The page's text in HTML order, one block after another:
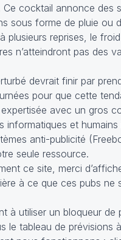
Ce cocktail annonce
sous forme de pluie ou
plusieurs reprises, le
n’atteindront pas des
devrait finir par
pour que cette
avec un gros
informatiques et humains
anti-publicité
seule ressource.
ce site, merci
à ce que ces pubs
à utiliser un bloqueur
le tableau de prévisions